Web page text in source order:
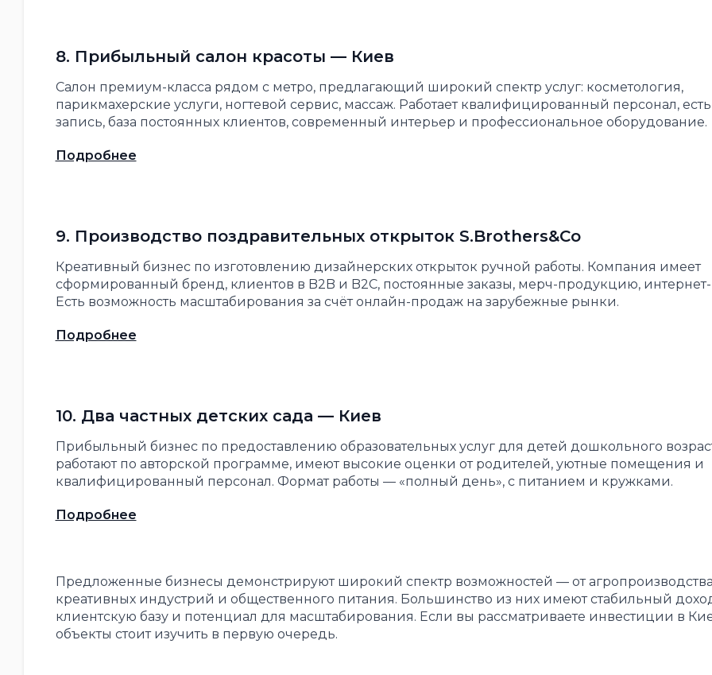
8. Прибыльный салон красоты — Киев
Салон премиум-класса рядом с метро, предлагающий широкий спектр услуг: косметология,
парикмахерские услуги, ногтевой сервис, массаж. Работает квалифицированный персонал,
запись, база постоянных клиентов, современный интерьер и профессиональное оборудование.
Подробнее
9. Производство поздравительных открыток S.Brothers&Co
Креативный бизнес по изготовлению дизайнерских открыток ручной работы. Компания имеет
сформированный бренд, клиентов в B2B и B2C, постоянные заказы, мерч-продукцию,
Есть возможность масштабирования за счёт онлайн-продаж на зарубежные рынки.
Подробнее
10. Два частных детских сада — Киев
Прибыльный бизнес по предоставлению образовательных услуг для детей дошкольного
работают по авторской программе, имеют высокие оценки от родителей, уютные помещения и
квалифицированный персонал. Формат работы — «полный день», с питанием и кружками.
Подробнее
Предложенные бизнесы демонстрируют широкий спектр возможностей — от
креативных индустрий и общественного питания. Большинство из них имеют стабильный
клиентскую базу и потенциал для масштабирования. Если вы рассматриваете инвестиции в
объекты стоит изучить в первую очередь.